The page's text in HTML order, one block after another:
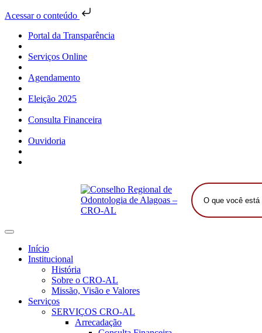
Acessar o conteúdo
Portal da Transparência
Serviços Online
Agendamento
Eleição 2025
Consulta Financeira
Ouvidoria
O
que
Início
Institucional
História
Sobre o CRO-AL
Missão, Visão e Valores
Serviços
SERVIÇOS CRO-AL
Arrecadação